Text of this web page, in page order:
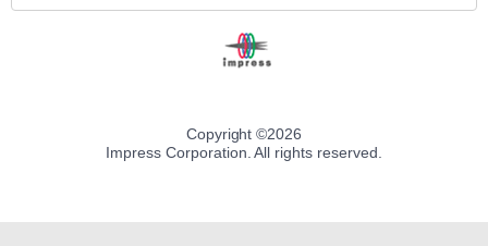
Copyright ©2026
Impress Corporation. All rights reserved.